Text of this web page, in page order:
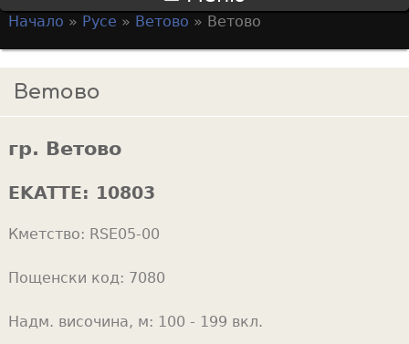
e
r
c
h
f
r
m
с
и
o
u
r
e
e
Начало » Русе » Ветово » Ветово
Ветово
гр. Ветово
EKATTE: 10803
Кметство: RSE05-00
Пощенски код: 7080
Надм. височина, м: 100 - 199 вкл.